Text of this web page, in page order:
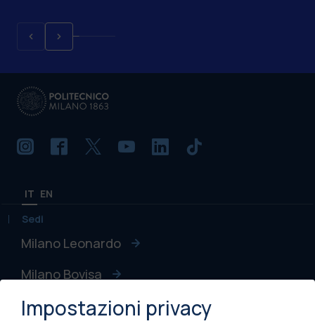
IT EN
Sedi
Milano Leonardo
Milano Bovisa
Cremona
Impostazioni privacy